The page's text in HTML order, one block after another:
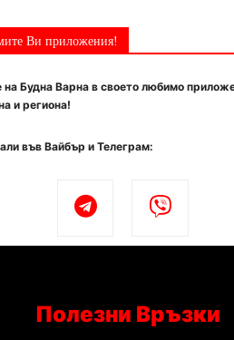
Ви приложения!
Будна Варна в своето любимо
и региона!
във Вайбър и Телеграм:
Полезни Връзки